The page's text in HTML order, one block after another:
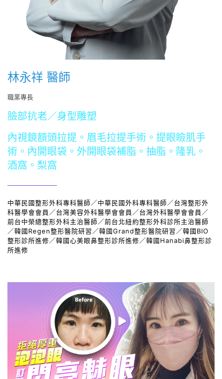
林永祥 醫師
職業專長
臉部抗老／身型雕塑
內視鏡額頭拉提。眉毛拉提手術。提眼瞼肌手
術。內開眼袋。外開眼袋補脂。抽脂。隆乳。
酒窩。梨窩
中華民國整形外科專科醫師／中華民國外科專科醫師／台灣整形外
科醫學會會員／台灣美容外科醫學會會員／台灣外科醫學會會員／
前台中榮總整形外科主治醫師／前台北紐約整形外科診所主治醫師
／韓國Regen整形醫院研習／韓國Grand整形醫院研習／韓國BIO
整形診所進修／韓國心美眼鼻整形診所進修／韓國Hanabi鼻整形診
所進修
雙眼皮+開眼頭手術